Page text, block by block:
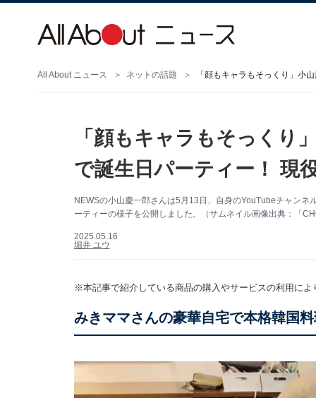
All About ニュース ネットの話題 「顔もキャラもそっくり」小
「顔もキャラもそっくり
で誕生日パーティー！ 現
NEWSの小山慶一郎さんは5月13日、自身のYouTubeチャン
ーティーの様子を公開しました。（サムネイル画像出典：「
2025.05.16
堀井 ユウ
※本記事で紹介している商品の購入やサービスの利用に
みきママさんの豪華自宅で本格韓国